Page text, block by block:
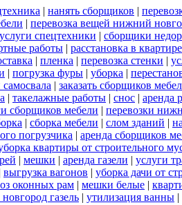
| нанять сборщиков |
| перевозка вещей нижний
услуги спецтехники | сборщики
работы | расстановка в квартире
| пленка | перевозка стенки |
| погрузка фуры | уборка |
самосвала | заказать сборщиков
| такелажные работы | снос | аренда
сборщиков мебели | перевозки
| сборка мебели | слом зданий |
погрузчика | аренда сборщиков
квартиры от строительного
| мешки | аренда газели | услуги
выгрузка вагонов | уборка дачи от
оконных рам | мешки белые |
газель | утилизация ванны |